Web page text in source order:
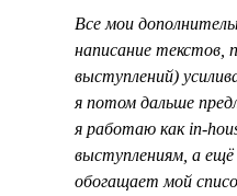
Все мои
написание текстов,
выступлений)
я потом дальше
я работаю как in-
выступлениям, а
обогащает мой